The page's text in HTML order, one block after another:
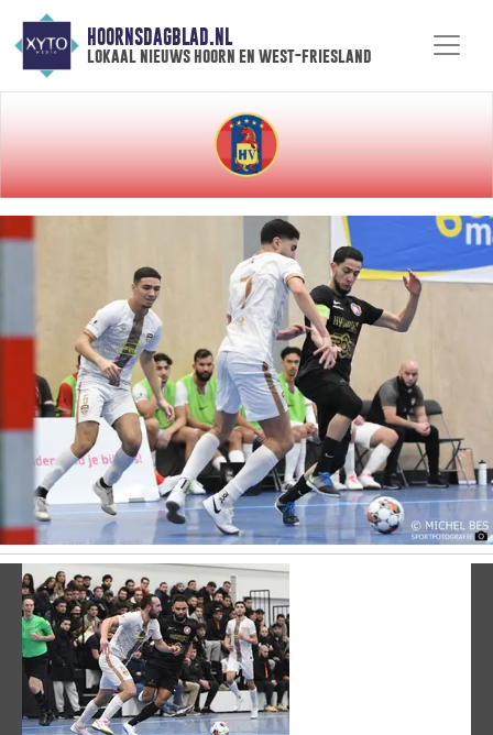
HOORNSDAGBLAD.NL
lokaal nieuws hoorn en west-friesland
Vorige